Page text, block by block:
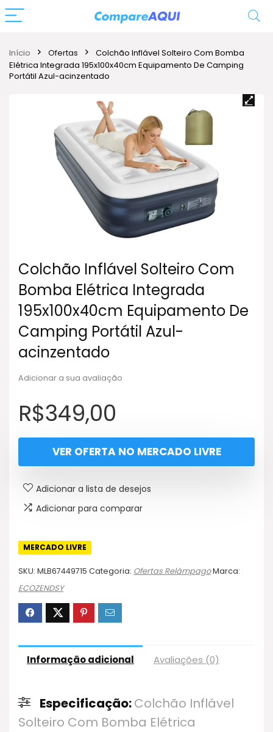
Início Ofertas
Colchão Inflável Solteiro Com Bomba
Elétrica Integrada 195x100x40cm Equipamento De Camping
Portátil Azul-acinzentado
Colchão Inflável Solteiro Com
Bomba Elétrica Integrada
195x100x40cm Equipamento De
Camping Portátil Azul-
acinzentado
Adicionar a sua avaliação
R$349,00
VER OFERTA NO MERCADO LIVRE
Adicionar a lista de desejos
Adicionar para comparar
MERCADO LIVRE
SKU: MLB67449715 Categoria: Ofertas RelâmpagoMarca:
ECOZENDSY
Informação adicional Avaliações (0)
Especificação:Colchão Inflável
Solteiro Com Bomba Elétrica